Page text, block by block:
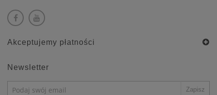
Akceptujemy płatności
Newsletter